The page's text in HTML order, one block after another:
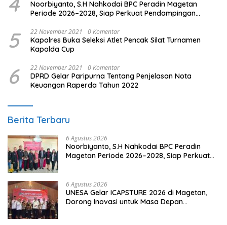
Noorbiyanto, S.H Nahkodai BPC Peradin Magetan
Periode 2026–2028, Siap Perkuat Pendampingan
5 22 November 2021 0 Komentar
Kapolres Buka Seleksi Atlet Pencak Silat Turnamen
Kapolda Cup
6 22 November 2021 0 Komentar
DPRD Gelar Paripurna Tentang Penjelasan Nota
Keuangan Raperda Tahun 2022
Berita Terbaru
6 Agustus 2026
Noorbiyanto, S.H Nahkodai BPC Peradin
Magetan Periode 2026–2028, Siap Perkuat
6 Agustus 2026
UNESA Gelar ICAPSTURE 2026 di Magetan,
Dorong Inovasi untuk Masa Depan